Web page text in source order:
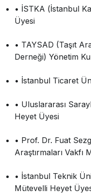
• İSTKA (İstanbul
Üyesi
• TAYSAD (Taşıt
Derneği) Yönetim
• İstanbul Ticaret
• Uluslararası
Heyet Üyesi
• Prof. Dr. Fuat
Araştırmaları Vakfı
• İstanbul Teknik
Mütevelli Heyet